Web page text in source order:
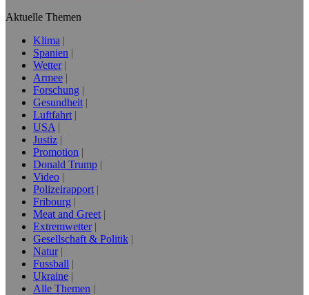
Aktuelle Themen
Klima
Spanien
Wetter
Armee
Forschung
Gesundheit
Luftfahrt
USA
Justiz
Promotion
Donald Trump
Video
Polizeirapport
Fribourg
Meat and Greet
Extremwetter
Gesellschaft & Politik
Natur
Fussball
Ukraine
Alle Themen